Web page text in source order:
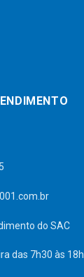
do SAC
das 7h30 às 18h